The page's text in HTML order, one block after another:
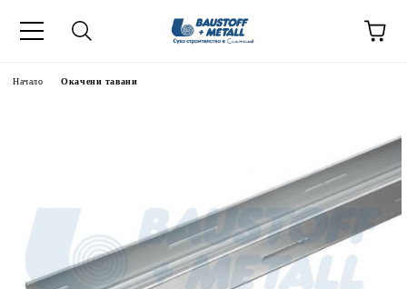
Начало Окачени тавани